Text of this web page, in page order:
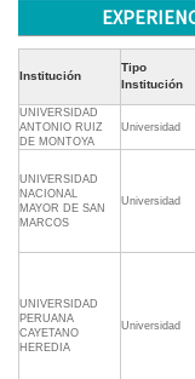
Institución
Tipo
Institución
UNIVERSIDAD
ANTONIO RUIZ
DE MONTOYA
Universidad
UNIVERSIDAD
NACIONAL
MAYOR DE SAN
MARCOS
Universidad
UNIVERSIDAD
PERUANA
CAYETANO
HEREDIA
Universidad